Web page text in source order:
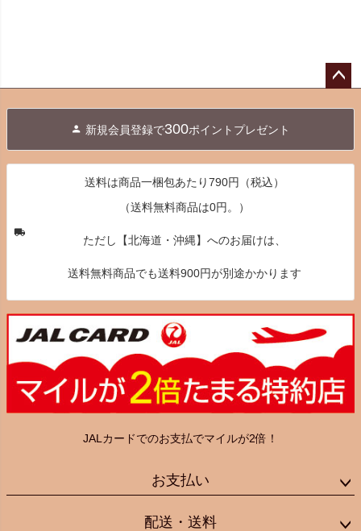
へ
新規会員登録で300ポイントプレゼント
送料は商品一梱包あたり790円（税込）
（送料無料商品は0円。）
ただし【北海道・沖縄】へのお届けは、
送料無料商品でも送料900円が別途かかります
JALカードでのお支払でマイルが2倍！
お支払い
配送・送料